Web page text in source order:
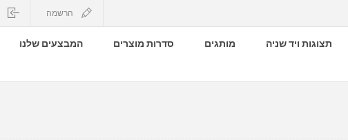
הרשמה
תצוגות ויד שניה מותגים סדרות מוצרים המבצעים שלנו